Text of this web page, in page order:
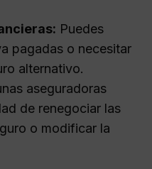
Puedes
pagadas o necesitar
alternativo.
aseguradoras
de renegociar las
o modificar la